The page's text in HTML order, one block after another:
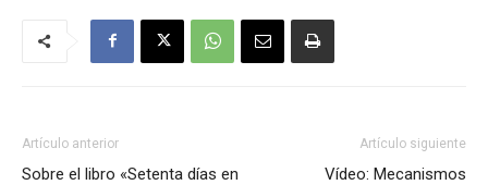
Artículo anterior
Sobre el libro «Setenta días en
Artículo siguiente
Vídeo: Mecanismos